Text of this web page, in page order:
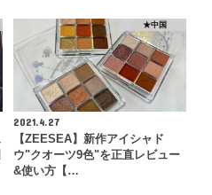
★中国
2021.4.27
【ZEESEA】新作アイシャド
ウ"クオーツ9色"を正直レビュー
&使い方【…